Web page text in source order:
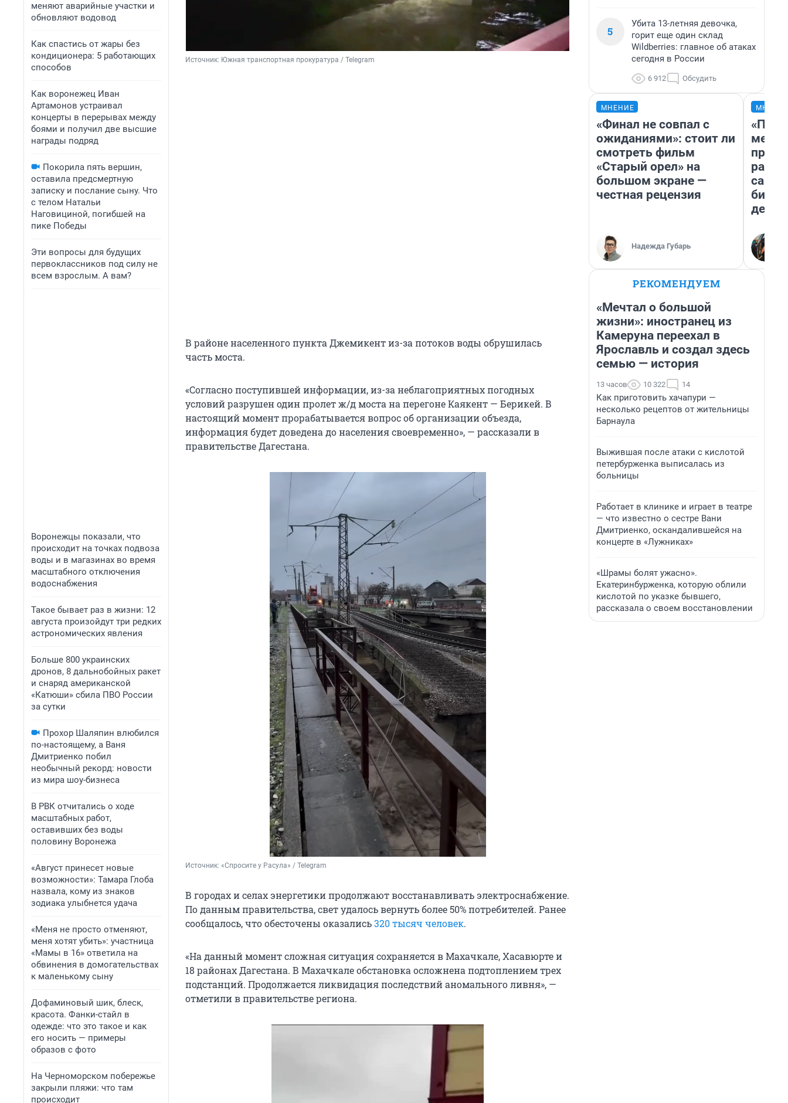
меняют аварийные участки и
обновляют водовод
Как спастись от жары без
кондиционера: 5 работающих
способов
Как воронежец Иван
Артамонов устраивал
концерты в перерывах между
боями и получил две высшие
награды подряд
Покорила пять вершин,
оставила предсмертную
записку и послание сыну. Что
с телом Натальи
Наговициной, погибшей на
пике Победы
Эти вопросы для будущих
первоклассников под силу не
всем взрослым. А вам?
Воронежцы показали, что
происходит на точках подвоза
воды и в магазинах во время
масштабного отключения
водоснабжения
Такое бывает раз в жизни: 12
августа произойдут три редких
астрономических явления
Больше 800 украинских
дронов, 8 дальнобойных ракет
и снаряд американской
«Катюши» сбила ПВО России
за сутки
Прохор Шаляпин влюбился
по-настоящему, а Ваня
Дмитриенко побил
необычный рекорд: новости
из мира шоу-бизнеса
В РВК отчитались о ходе
масштабных работ,
оставивших без воды
половину Воронежа
«Август принесет новые
возможности»: Тамара Глоба
назвала, кому из знаков
зодиака улыбнется удача
«Меня не просто отменяют,
меня хотят убить»: участница
«Мамы в 16» ответила на
обвинения в домогательствах
к маленькому сыну
Дофаминовый шик, блеск,
красота. Фанки-стайл в
одежде: что это такое и как
его носить — примеры
образов с фото
На Черноморском побережье
закрыли пляжи: что там
происходит
Источник: Южная транспортная прокуратура / Telegram
В районе населенного пункта Джемикент из-за потоков воды обрушилась
часть моста.
«Согласно поступившей информации, из-за неблагоприятных погодных
условий разрушен один пролет ж/д моста на перегоне Каякент — Берикей. В
настоящий момент прорабатывается вопрос об организации объезда,
информация будет доведена до населения своевременно», — рассказали в
правительстве Дагестана.
Источник: «Спросите у Расула» / Telegram
В городах и селах энергетики продолжают восстанавливать электроснабжение.
По данным правительства, свет удалось вернуть более 50% потребителей. Ранее
сообщалось, что обесточены оказались320 тысяч человек.
«На данный момент сложная ситуация сохраняется в Махачкале, Хасавюрте и
18 районах Дагестана. В Махачкале обстановка осложнена подтоплением трех
подстанций. Продолжается ликвидация последствий аномального ливня», —
отметили в правительстве региона.
5
Убита 13-летняя девочка,
горит еще один склад
Wildberries: главное об атаках
сегодня в России
6 912 Обсудить
МНЕНИЕ
«Финал не совпал с
ожиданиями»: стоит ли
смотреть фильм
«Старый орел» на
большом экране —
честная рецензия
Надежда Губарь
РЕКОМЕНДУЕМ
«Мечтал о большой
жизни»: иностранец из
Камеруна переехал в
Ярославль и создал здесь
семью — история
13 часов 10 322 14
Как приготовить хачапури —
несколько рецептов от жительницы
Барнаула
Выжившая после атаки с кислотой
петербурженка выписалась из
больницы
Работает в клинике и играет в театре
— что известно о сестре Вани
Дмитриенко, оскандалившейся на
концерте в «Лужниках»
«Шрамы болят ужасно».
Екатеринбурженка, которую облили
кислотой по указке бывшего,
рассказала о своем восстановлении